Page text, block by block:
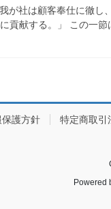
が社は顧客奉仕に徹
貢献する。」 この一
護方針 特定商取引
Powered